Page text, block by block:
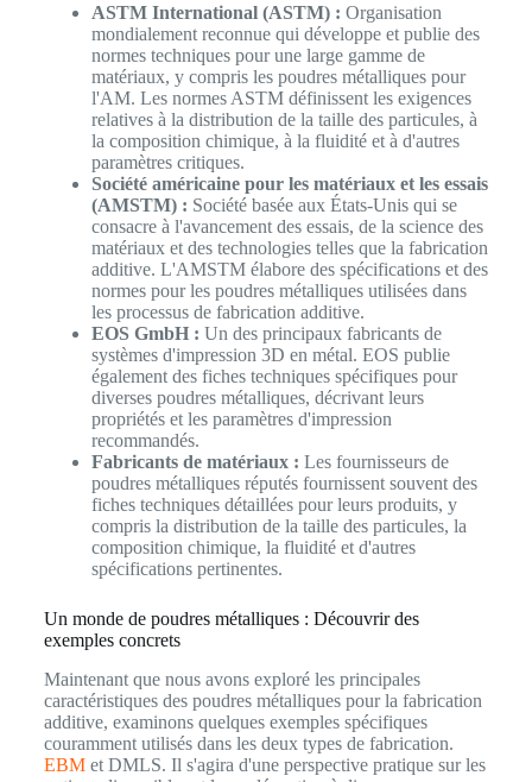
ASTM International (ASTM) : Organisation
mondialement reconnue qui développe et publie des
normes techniques pour une large gamme de
matériaux, y compris les poudres métalliques pour
l'AM. Les normes ASTM définissent les exigences
relatives à la distribution de la taille des particules, à
la composition chimique, à la fluidité et à d'autres
paramètres critiques.
Société américaine pour les matériaux et les essais
(AMSTM) : Société basée aux États-Unis qui se
consacre à l'avancement des essais, de la science des
matériaux et des technologies telles que la fabrication
additive. L'AMSTM élabore des spécifications et des
normes pour les poudres métalliques utilisées dans
les processus de fabrication additive.
EOS GmbH : Un des principaux fabricants de
systèmes d'impression 3D en métal. EOS publie
également des fiches techniques spécifiques pour
diverses poudres métalliques, décrivant leurs
propriétés et les paramètres d'impression
recommandés.
Fabricants de matériaux : Les fournisseurs de
poudres métalliques réputés fournissent souvent des
fiches techniques détaillées pour leurs produits, y
compris la distribution de la taille des particules, la
composition chimique, la fluidité et d'autres
spécifications pertinentes.
Un monde de poudres métalliques : Découvrir des
exemples concrets
Maintenant que nous avons exploré les principales
caractéristiques des poudres métalliques pour la fabrication
additive, examinons quelques exemples spécifiques
couramment utilisés dans les deux types de fabrication.
EBMet DMLS. Il s'agira d'une perspective pratique sur les